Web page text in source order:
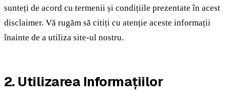
sunteți de acord cu termenii și condițiile prezentate în acest
disclaimer. Vă rugăm să citiți cu atenție aceste informații
înainte de a utiliza site-ul nostru.
2. Utilizarea Informațiilor